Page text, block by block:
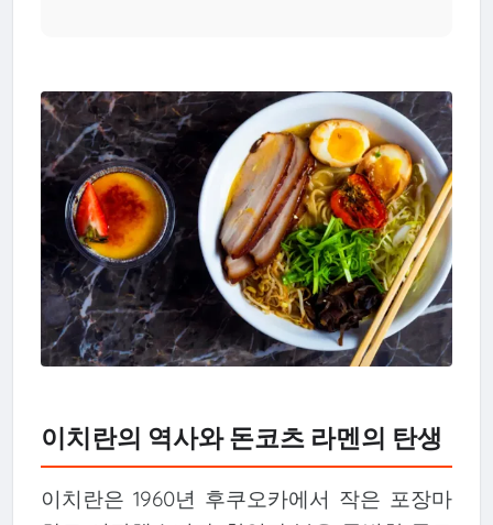
이치란의 역사와 돈코츠 라멘의 탄생
이치란은 1960년 후쿠오카에서 작은 포장마